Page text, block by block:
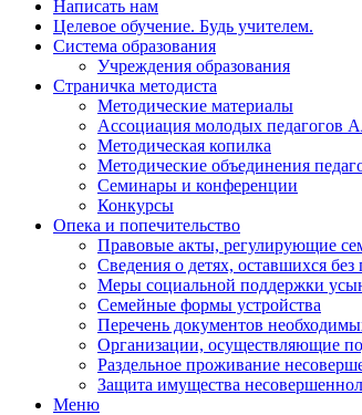
Написать нам
Целевое обучение. Будь учителем.
Система образования
Учреждения образования
Страничка методиста
Методические материалы
Ассоциация молодых педагогов
Методическая копилка
Методические объединения
Семинары и конференции
Конкурсы
Опека и попечительство
Правовые акты, регулирующие
Сведения о детях, оставшихся
Меры социальной поддержки
Семейные формы устройства
Перечень документов
Организации, осуществляющие
Раздельное проживание
Защита имущества
Меню